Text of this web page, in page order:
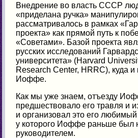
Внедрение во власть СССР
«приделана ручка»
рассматривалось в рамках
проекта» как прямой путь к
«Советами». Базой проекта
русских исследований
университета» (Harvard
Research Center, HRRC), куда и
Иоффе.
Как мы уже знаем, отъезду
предшествовало его травля и
и организовал это его
у которого Иоффе раньше был
руководителем.